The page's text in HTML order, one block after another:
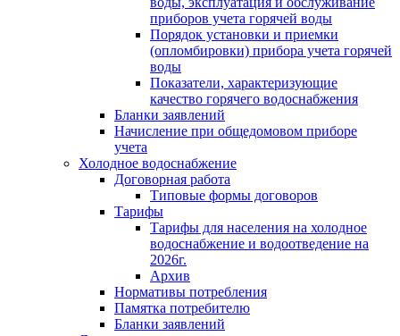
приборов учета горячей воды
Порядок установки и приемки
(опломбировки) прибора учета горячей
воды
Показатели, характеризующие
качество горячего водоснабжения
Бланки заявлений
Начисление при общедомовом приборе
учета
Холодное водоснабжение
Договорная работа
Типовые формы договоров
Тарифы
Тарифы для населения на холодное
водоснабжение и водоотведение на
2026г.
Архив
Нормативы потребления
Памятка потребителю
Бланки заявлений